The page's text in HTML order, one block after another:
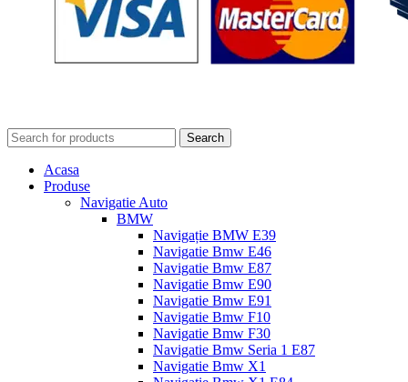
Search
Acasa
Produse
Navigatie Auto
BMW
Navigație BMW E39
Navigatie Bmw E46
Navigatie Bmw E87
Navigatie Bmw E90
Navigatie Bmw E91
Navigatie Bmw F10
Navigatie Bmw F30
Navigatie Bmw Seria 1 E87
Navigatie Bmw X1